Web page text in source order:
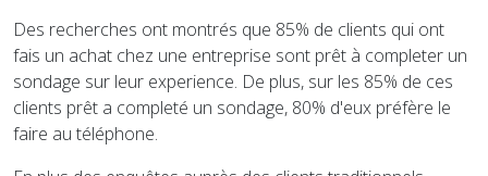
Des recherches ont montrés que 85% de clients qui ont
fais un achat chez une entreprise sont prêt à completer un
sondage sur leur experience. De plus, sur les 85% de ces
clients prêt a completé un sondage, 80% d'eux préfère le
faire au téléphone.